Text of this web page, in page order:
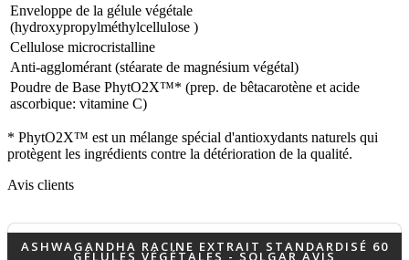
Enveloppe de la gélule végétale
(hydroxypropylméthylcellulose )
Cellulose microcristalline
Anti-agglomérant (stéarate de magnésium végétal)
Poudre de Base PhytO2X™* (prep. de bêtacarotène et acide
ascorbique: vitamine C)
* PhytO2X™ est un mélange spécial d'antioxydants naturels qui
protègent les ingrédients contre la détérioration de la qualité.
Avis clients
ASHWAGANDHA RACINE EXTRAIT STANDARDISÉ 60
GÉLULES VÉGÉTALES - SOLGAR AVIS